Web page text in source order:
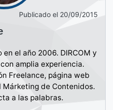
Publicado el 20/09/2015
el año 2006. DIRCOM y
amplia experiencia.
Freelance, página web
de Contenidos.
a las palabras.